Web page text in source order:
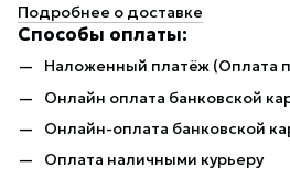
Подробнее о доставке
Способы оплаты:
Наложенный платёж (Оплата
Онлайн оплата банковской
Онлайн-оплата банковской
Оплата наличными курьеру